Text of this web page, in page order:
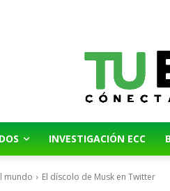
INVESTIGACIÓN ECC
mundo El díscolo de Musk en Twitter